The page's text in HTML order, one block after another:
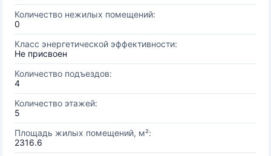
Количество нежилых помещений:
0
Класс энергетической эффективности:
Не присвоен
Количество подъездов:
4
Количество этажей:
5
Площадь жилых помещений, м²:
2316.6